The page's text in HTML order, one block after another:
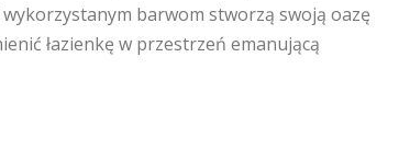
barwom stworzą swoją oazę
łazienkę w przestrzeń emanującą